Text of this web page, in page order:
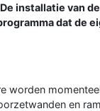
installatie van
dat de
worden
en